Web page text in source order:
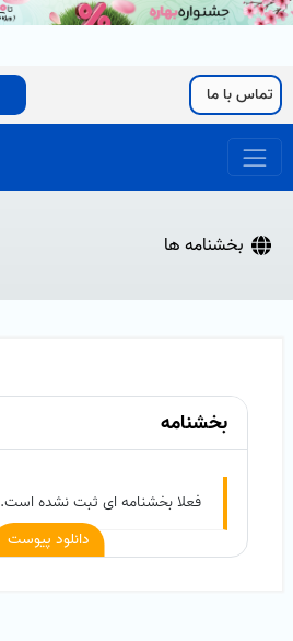
تماس با ما
بخشنامه ها
بخشنامه
فعلا بخشنامه ای ثبت نشده است.
دانلود پیوست